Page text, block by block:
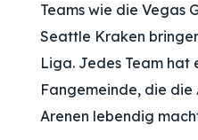
Teams wie die Vegas
Seattle Kraken
Liga. Jedes Team hat
Fangemeinde, die die
Arenen lebendig